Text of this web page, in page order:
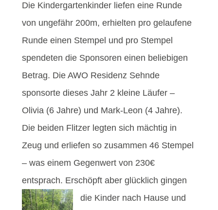
Die Kindergartenkinder liefen eine Runde
von ungefähr 200m, erhielten pro gelaufene
Runde einen Stempel und pro Stempel
spendeten die Sponsoren einen beliebigen
Betrag. Die AWO Residenz Sehnde
sponsorte dieses Jahr 2 kleine Läufer –
Olivia (6 Jahre) und Mark-Leon (4 Jahre).
Die beiden Flitzer legten sich mächtig in
Zeug und erliefen so zusammen 46 Stempel
– was einem Gegenwert von 230€
entsprach. Erschöpft aber glücklich gingen
die Kinder nach Hause und